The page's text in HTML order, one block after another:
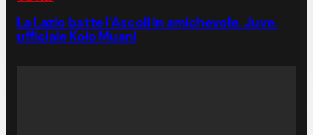
La Lazio batte l'Ascoli in amichevole. Juve.
ufficiale Kolo Muani